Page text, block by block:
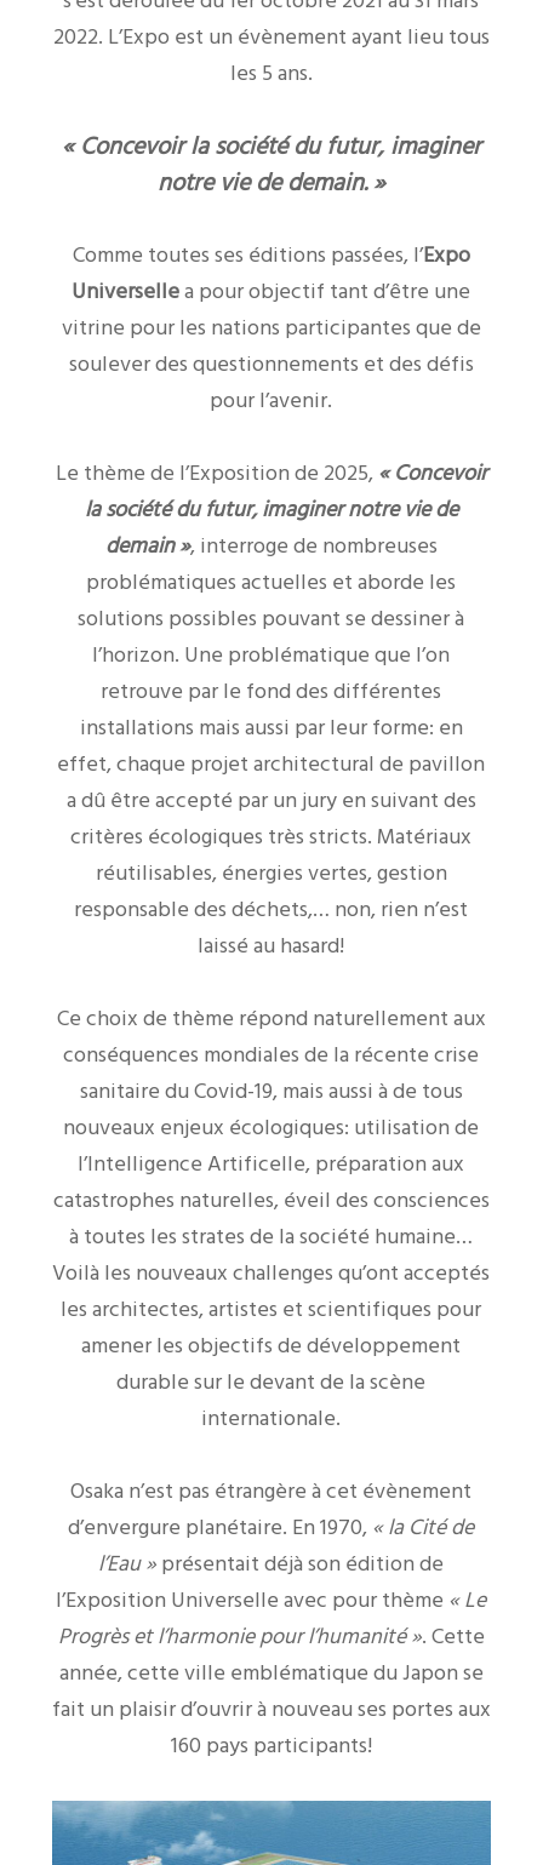
2022. L’Expo est un évènement ayant lieu tous
les 5 ans.
« Concevoir la société du futur, imaginer
notre vie de demain. »
Comme toutes ses éditions passées, l’Expo
Universellea pour objectif tant d’être une
vitrine pour les nations participantes que de
soulever des questionnements et des défis
pour l’avenir.
Le thème de l’Exposition de 2025, « Concevoir
la société du futur, imaginer notre vie de
demain », interroge de nombreuses
problématiques actuelles et aborde les
solutions possibles pouvant se dessiner à
l’horizon. Une problématique que l’on
retrouve par le fond des différentes
installations mais aussi par leur forme: en
effet, chaque projet architectural de pavillon
a dû être accepté par un jury en suivant des
critères écologiques très stricts. Matériaux
réutilisables, énergies vertes, gestion
responsable des déchets,… non, rien n’est
laissé au hasard!
Ce choix de thème répond naturellement aux
conséquences mondiales de la récente crise
sanitaire du Covid-19, mais aussi à de tous
nouveaux enjeux écologiques: utilisation de
l’Intelligence Artificelle, préparation aux
catastrophes naturelles, éveil des consciences
à toutes les strates de la société humaine…
Voilà les nouveaux challenges qu’ont acceptés
les architectes, artistes et scientifiques pour
amener les objectifs de développement
durable sur le devant de la scène
internationale.
Osaka n’est pas étrangère à cet évènement
d’envergure planétaire. En 1970, « la Cité de
l’Eau »présentait déjà son édition de
l’Exposition Universelle avec pour thème « Le
Progrès et l’harmonie pour l’humanité ». Cette
année, cette ville emblématique du Japon se
fait un plaisir d’ouvrir à nouveau ses portes aux
160 pays participants!